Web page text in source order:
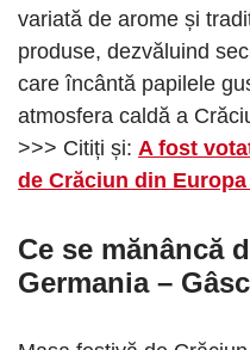
variată de arome și
produse, dezvăluind
care încântă papilele
atmosfera caldă a
>>> Citiți și: A fost
de Crăciun din Europa
Ce se mănâncă
Germania–